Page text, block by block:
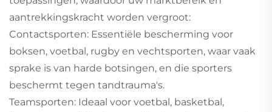
aantrekkingskracht worden vergroot:
Contactsporten: Essentiële bescherming voor
boksen, voetbal, rugby en vechtsporten, waar vaak
sprake is van harde botsingen, en die sporters
beschermt tegen tandtrauma's.
Teamsporten: Ideaal voor voetbal, basketbal,